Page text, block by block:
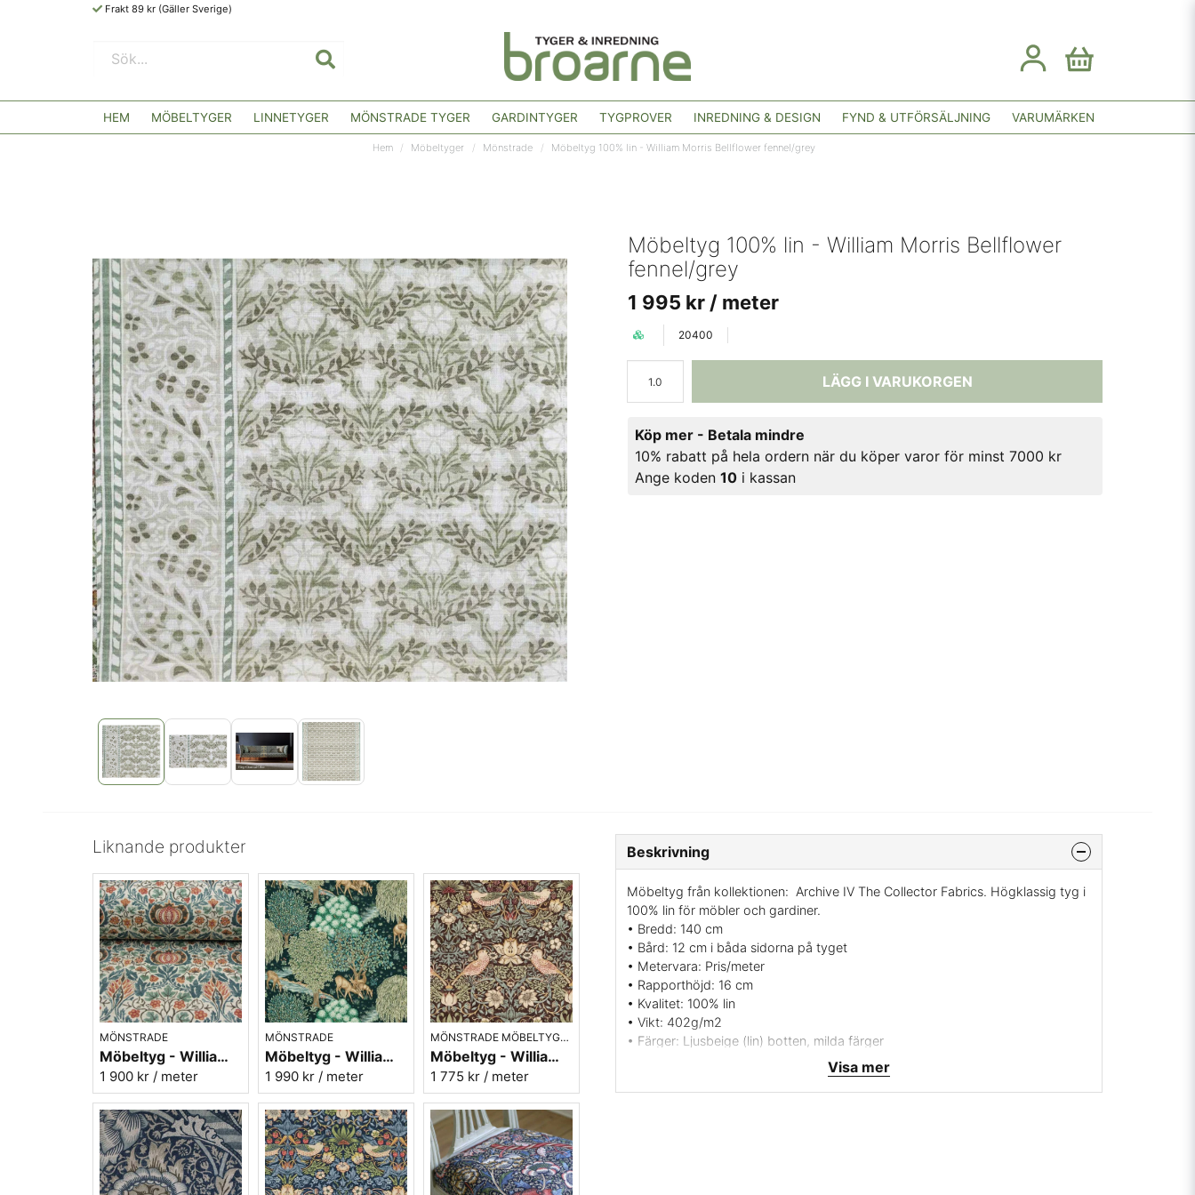
Frakt 89 kr (Gäller Sverige)
HEM MÖBELTYGER LINNETYGER MÖNSTRADE TYGER GARDINTYGER TYGPROVER INREDNING & DESIGN FYND & UTFÖRSÄLJNING VARUMÄRKEN
Hem Möbeltyger Mönstrade Möbeltyg 100% lin - William Morris Bellflower fennel/grey
Möbeltyg 100% lin - William Morris Bellflower
fennel/grey
1 995 kr / meter
20400
LÄGG I VARUKORGEN
Köp mer - Betala mindre
10% rabatt på hela ordern när du köper varor för minst 7000 kr
Ange koden10 i kassan
Liknande produkter
MÖNSTRADE
Möbeltyg - William Morris - Little Chintz - teal/saffron
1 900 kr / meter
MÖNSTRADE
Möbeltyg - William Morris - The Brook Tapestry blue
1 990 kr / meter
MÖNSTRADE MÖBELTYGER
Möbeltyg - William Morris - Strawberry thief chocloate/slate
1 775 kr / meter
Beskrivning
Möbeltyg från kollektionen: Archive IV The Collector Fabrics. Högklassig tyg i
100% lin för möbler och gardiner.
• Bredd: 140 cm
• Bård: 12 cm i båda sidorna på tyget
• Metervara: Pris/meter
• Rapporthöjd: 16 cm
• Kvalitet: 100% lin
• Vikt: 402g/m2
• Färger: Ljusbeige (lin) botten, milda färger
• Skötselråd: Kemtvätt - tre prickar på strykjärnet
• Kollektion: Archive IV The Collector Fabrics
Visa mer